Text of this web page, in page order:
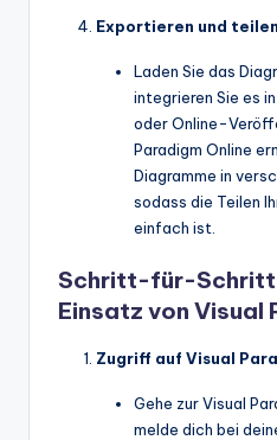
Exportieren und
Laden Sie das
integrieren Sie es
oder Online-
Paradigm Online
Diagramme in
sodass die Teilen
einfach ist.
Schritt-für-
Einsatz von Visual
Zugriff auf Visual
Gehe zur Visual
melde dich bei